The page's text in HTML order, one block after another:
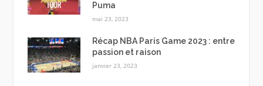
Puma
mai 23, 2023
Récap NBA Paris Game 2023 : entre
passion et raison
janvier 23, 2023